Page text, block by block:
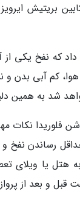
بریتیش
داد که نفخ یکی
کم آبی بدن
شد به همین
فلوریدا
رساندن نفخ